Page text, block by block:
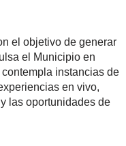
el objetivo de generar
el Municipio en
instancias de
en vivo,
las oportunidades de